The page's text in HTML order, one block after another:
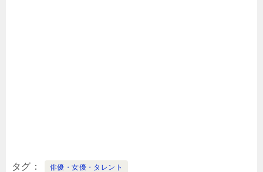
タグ 俳優・女優・タレント